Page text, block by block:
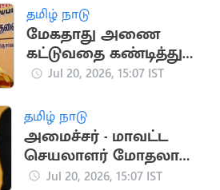
தமிழ் நாடு
மேகதாது அணை
கட்டுவதை கண்டித்து
தேமுதிக போராட்டம்
Jul 20, 2026, 15:07 IST
தமிழ் நாடு
அமைச்சர் - மாவட்ட
செயலாளர் மோதலால்
தவெக பொதுக்கூட்டம்
Jul 20, 2026, 15:07 IST